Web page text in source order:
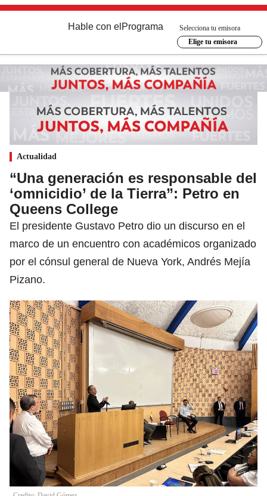
Hable con el Programa
Selecciona tu emisora
Elige tu emisora
Actualidad
“Una generación es responsable del
‘omnicidio’ de la Tierra”: Petro en
Queens College
El presidente Gustavo Petro dio un discurso en el
marco de un encuentro con académicos organizado
por el cónsul general de Nueva York, Andrés Mejía
Pizano.